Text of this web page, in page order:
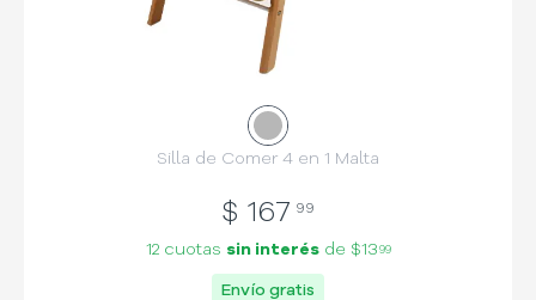
Silla de Comer 4 en 1 Malta
$ 167 99
12 cuotas sin interésde $13 99
Envío gratis